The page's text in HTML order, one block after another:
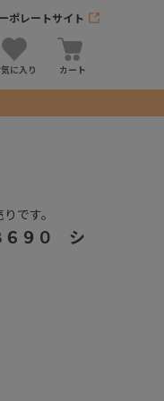
ポレートサイト
に入り カート
です。
６９０ シ